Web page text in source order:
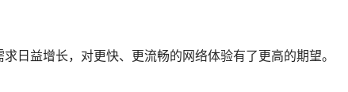
日益增长，对更快、更流畅的网络体验有了更高的期望。